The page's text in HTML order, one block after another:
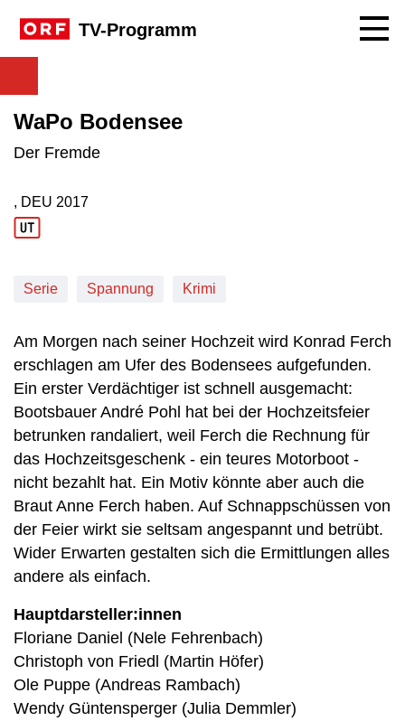
TV-Programm
WaPo Bodensee
Der Fremde
Produktionsland: DEU
, DEU
Produktionsjahr: 2017
2017
Serie Spannung Krimi
Am Morgen nach seiner Hochzeit wird Konrad Ferch
erschlagen am Ufer des Bodensees aufgefunden.
Ein erster Verdächtiger ist schnell ausgemacht:
Bootsbauer André Pohl hat bei der Hochzeitsfeier
betrunken randaliert, weil Ferch die Rechnung für
das Hochzeitsgeschenk - ein teures Motorboot -
nicht bezahlt hat. Ein Motiv könnte aber auch die
Braut Anne Ferch haben. Auf Schnappschüssen von
der Feier wirkt sie seltsam angespannt und betrübt.
Wider Erwarten gestalten sich die Ermittlungen alles
andere als einfach.
Hauptdarsteller:innen
Floriane Daniel (Nele Fehrenbach)
Christoph von Friedl (Martin Höfer)
Ole Puppe (Andreas Rambach)
Wendy Güntensperger (Julia Demmler)